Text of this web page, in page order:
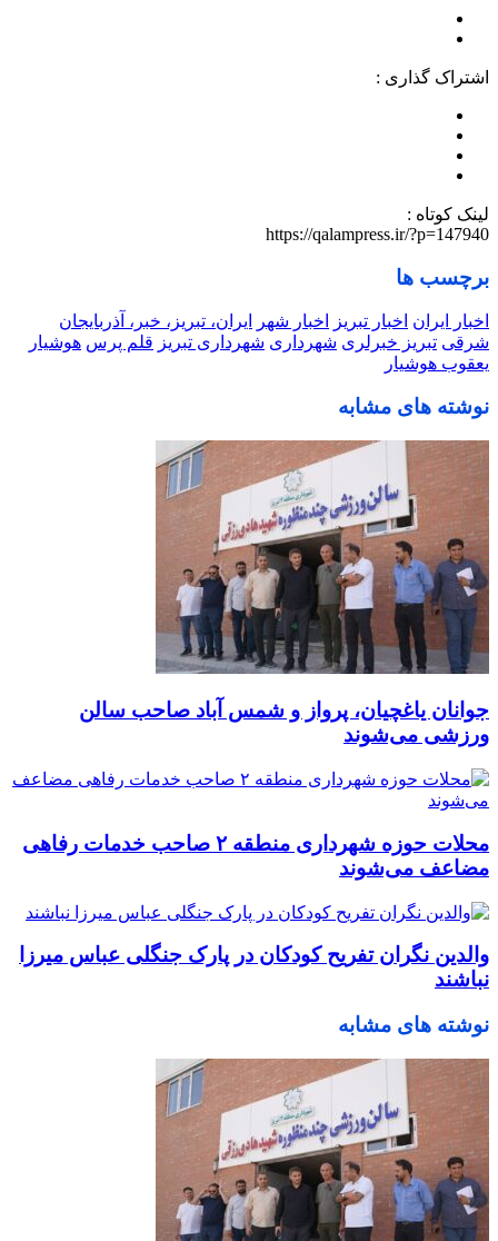
اشتراک گذاری :
لینک کوتاه :
https://qalampress.ir/?p=147940
برچسب ها
اخبار ایران اخبار تبریز اخبار شهر
ایران، تبریز، خبر، آذربایجان
شرقی تبریز خبرلری شهرداری شهرداری تبریز قلم پرس هوشیار
یعقوب هوشیار
نوشته های مشابه
جوانان یاغچیان، پرواز و شمس آباد صاحب سالن
ورزشی می‌شوند
محلات حوزه شهرداری منطقه ۲ صاحب خدمات رفاهی
مضاعف می‌شوند
والدین نگران تفریح کودکان در پارک جنگلی عباس میرزا
نباشند
نوشته های مشابه